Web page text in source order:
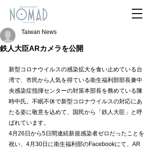
鉄人大臣ARカメラを公開
Taiwan News
新型コロナウイルスの感染拡大を食い止めている台
湾で、市民から 人気を得ている衛生福利部部長兼中
央感染症指揮センターの対策本部長を務めている陳
時中氏。 不眠不休で新型コロナウイルスの対応にあ
たる姿に敬意を込めて、国民から「鉄人大臣」と呼
ばれています。
4月26日から5日間連続新規感染者ゼロだったことを
祝い、4月30日に衛生福利部のFacebookにて、AR